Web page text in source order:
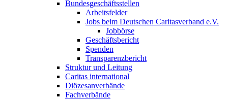
Bundesgeschäftsstellen
Arbeitsfelder
Jobs beim Deutschen Caritasverband e.V.
Jobbörse
Geschäftsbericht
Spenden
Transparenzbericht
Struktur und Leitung
Caritas international
Diözesanverbände
Fachverbände